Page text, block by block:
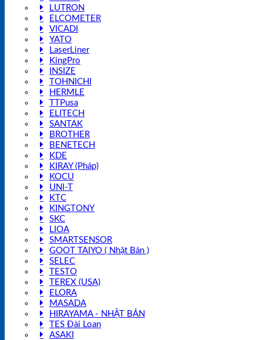
LUTRON
ELCOMETER
VICADI
YATO
LaserLiner
KingPro
INSIZE
TOHNICHI
HERMLE
TTPusa
ELITECH
SANTAK
BROTHER
BENETECH
KDE
KIRAY (Pháp)
KOCU
UNI-T
KTC
KINGTONY
SKC
LIOA
SMARTSENSOR
GOOT TAIYO ( Nhật Bản )
SELEC
TESTO
TEREX (USA)
ELORA
MASADA
HIRAYAMA - NHẬT BẢN
TES Đài Loan
ASAKI